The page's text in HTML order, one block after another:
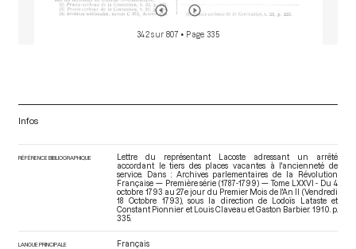
342 sur 807 • Page 335
Infos
RÉFÉRENCE BIBLIOGRAPHIQUE
Lettre du représentant Lacoste adressant un arrêté
accordant le tiers des places vacantes à l'ancienneté de
service. Dans : Archives parlementaires de la Révolution
Française — Première série (1787-1799) — Tome LXXVI - Du 4
octobre 1793 au 27e jour du Premier Mois de l'An II (Vendredi
18 Octobre 1793), sous la direction de Lodoïs Lataste et
Constant Pionnier et Louis Claveau et Gaston Barbier. 1910. p.
335.
LANGUE PRINCIPALE Français